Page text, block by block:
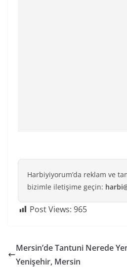
Harbiyiyorum’da reklam ve
bizimle iletişime geçin:
Post Views: 965
Mersin’de Tantuni Nerede
Yenişehir, Mersin